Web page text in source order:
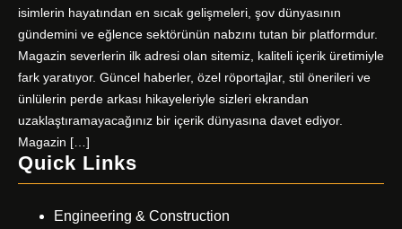
isimlerin hayatından en sıcak gelişmeleri, şov dünyasının
gündemini ve eğlence sektörünün nabzını tutan bir platformdur.
Magazin severlerin ilk adresi olan sitemiz, kaliteli içerik üretimiyle
fark yaratıyor. Güncel haberler, özel röportajlar, stil önerileri ve
ünlülerin perde arkası hikayeleriyle sizleri ekrandan
uzaklaştıramayacağınız bir içerik dünyasına davet ediyor.
Magazin […]
Quick Links
Engineering & Construction